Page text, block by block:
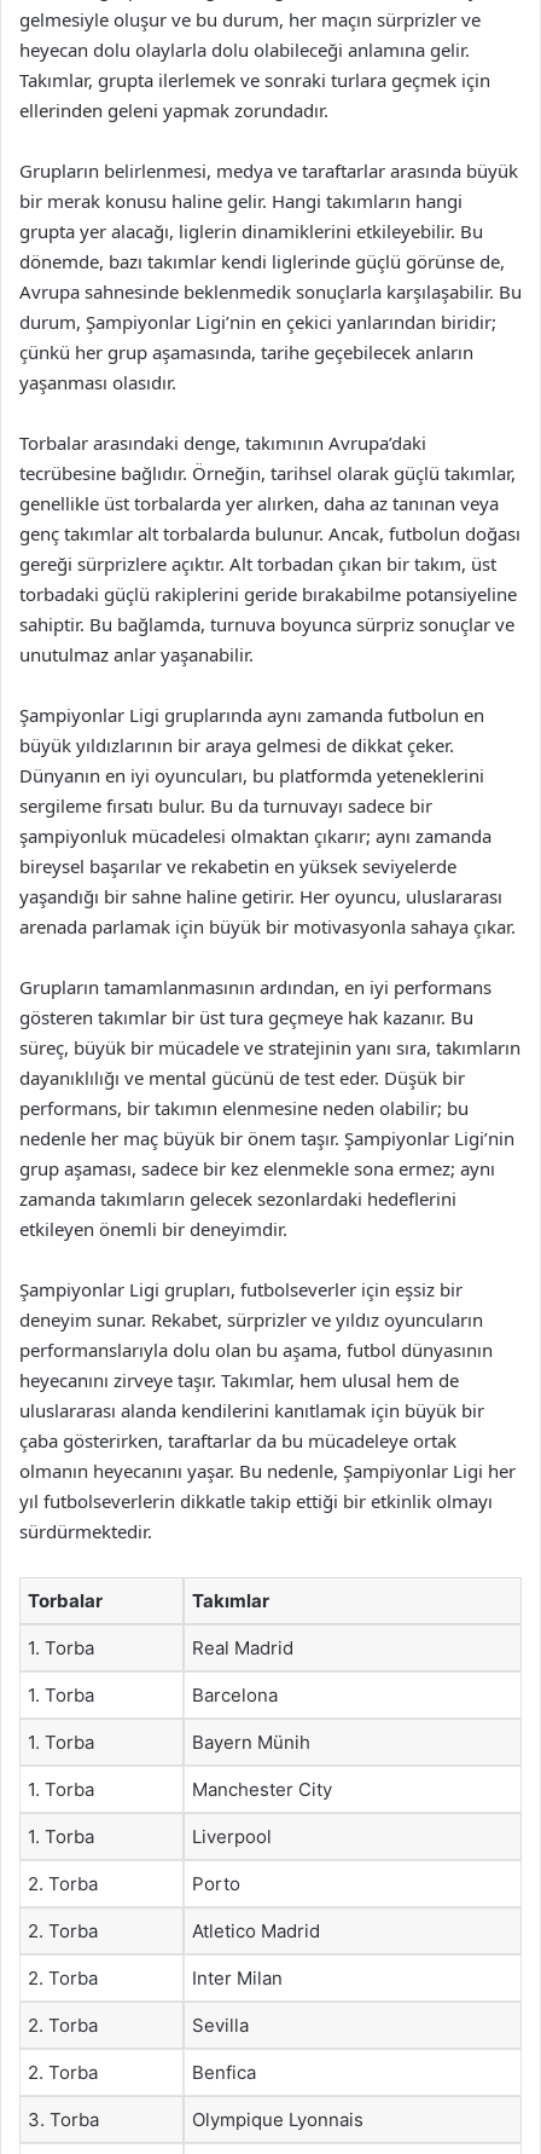
gelmesiyle oluşur ve bu durum, her maçın sürprizler ve
heyecan dolu olaylarla dolu olabileceği anlamına gelir.
Takımlar, grupta ilerlemek ve sonraki turlara geçmek için
ellerinden geleni yapmak zorundadır.
Grupların belirlenmesi, medya ve taraftarlar arasında büyük
bir merak konusu haline gelir. Hangi takımların hangi
grupta yer alacağı, liglerin dinamiklerini etkileyebilir. Bu
dönemde, bazı takımlar kendi liglerinde güçlü görünse de,
Avrupa sahnesinde beklenmedik sonuçlarla karşılaşabilir. Bu
durum, Şampiyonlar Ligi’nin en çekici yanlarından biridir;
çünkü her grup aşamasında, tarihe geçebilecek anların
yaşanması olasıdır.
Torbalar arasındaki denge, takımının Avrupa’daki
tecrübesine bağlıdır. Örneğin, tarihsel olarak güçlü takımlar,
genellikle üst torbalarda yer alırken, daha az tanınan veya
genç takımlar alt torbalarda bulunur. Ancak, futbolun doğası
gereği sürprizlere açıktır. Alt torbadan çıkan bir takım, üst
torbadaki güçlü rakiplerini geride bırakabilme potansiyeline
sahiptir. Bu bağlamda, turnuva boyunca sürpriz sonuçlar ve
unutulmaz anlar yaşanabilir.
Şampiyonlar Ligi gruplarında aynı zamanda futbolun en
büyük yıldızlarının bir araya gelmesi de dikkat çeker.
Dünyanın en iyi oyuncuları, bu platformda yeteneklerini
sergileme fırsatı bulur. Bu da turnuvayı sadece bir
şampiyonluk mücadelesi olmaktan çıkarır; aynı zamanda
bireysel başarılar ve rekabetin en yüksek seviyelerde
yaşandığı bir sahne haline getirir. Her oyuncu, uluslararası
arenada parlamak için büyük bir motivasyonla sahaya çıkar.
Grupların tamamlanmasının ardından, en iyi performans
gösteren takımlar bir üst tura geçmeye hak kazanır. Bu
süreç, büyük bir mücadele ve stratejinin yanı sıra, takımların
dayanıklılığı ve mental gücünü de test eder. Düşük bir
performans, bir takımın elenmesine neden olabilir; bu
nedenle her maç büyük bir önem taşır. Şampiyonlar Ligi’nin
grup aşaması, sadece bir kez elenmekle sona ermez; aynı
zamanda takımların gelecek sezonlardaki hedeflerini
etkileyen önemli bir deneyimdir.
Şampiyonlar Ligi grupları, futbolseverler için eşsiz bir
deneyim sunar. Rekabet, sürprizler ve yıldız oyuncuların
performanslarıyla dolu olan bu aşama, futbol dünyasının
heyecanını zirveye taşır. Takımlar, hem ulusal hem de
uluslararası alanda kendilerini kanıtlamak için büyük bir
çaba gösterirken, taraftarlar da bu mücadeleye ortak
olmanın heyecanını yaşar. Bu nedenle, Şampiyonlar Ligi her
yıl futbolseverlerin dikkatle takip ettiği bir etkinlik olmayı
sürdürmektedir.
Torbalar Takımlar
1. Torba Real Madrid
1. Torba Barcelona
1. Torba Bayern Münih
1. Torba Manchester City
1. Torba Liverpool
2. Torba Porto
2. Torba Atletico Madrid
2. Torba Inter Milan
2. Torba Sevilla
2. Torba Benfica
3. Torba Olympique Lyonnais